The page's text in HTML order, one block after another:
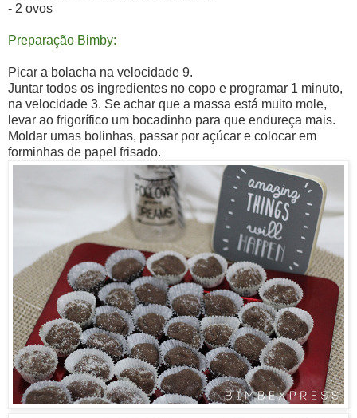
- 2 ovos
Preparação Bimby:
Picar a bolacha na velocidade 9.
Juntar todos os ingredientes no copo e programar 1 minuto,
na velocidade 3. Se achar que a massa está muito mole,
levar ao frigorífico um bocadinho para que endureça mais.
Moldar umas bolinhas, passar por açúcar e colocar em
forminhas de papel frisado.